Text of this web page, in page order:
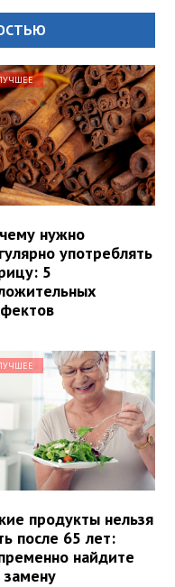
нужно
употреблять
5
продукты нельзя
после 65 лет:
найдите